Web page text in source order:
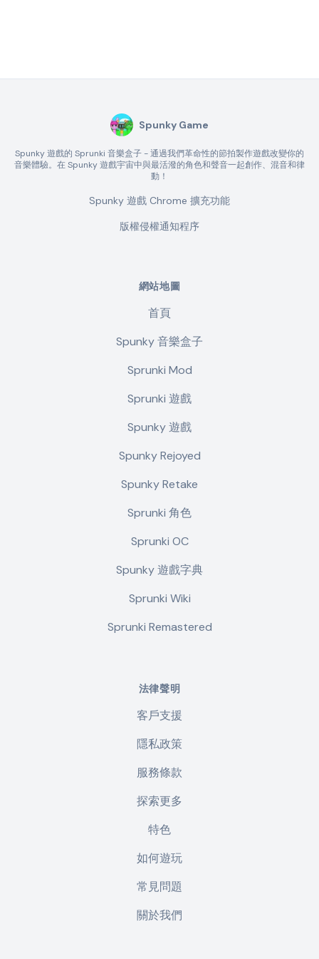
Spunky Game
Spunky 遊戲的 Sprunki 音樂盒子 - 通過我們革命性的節拍製作遊戲改變你的
音樂體驗。在 Spunky 遊戲宇宙中與最活潑的角色和聲音一起創作、混音和律
動！
Spunky 遊戲 Chrome 擴充功能
版權侵權通知程序
網站地圖
首頁
Spunky 音樂盒子
Sprunki Mod
Sprunki 遊戲
Spunky 遊戲
Spunky Rejoyed
Spunky Retake
Sprunki 角色
Sprunki OC
Spunky 遊戲字典
Sprunki Wiki
Sprunki Remastered
法律聲明
客戶支援
隱私政策
服務條款
探索更多
特色
如何遊玩
常見問題
關於我們